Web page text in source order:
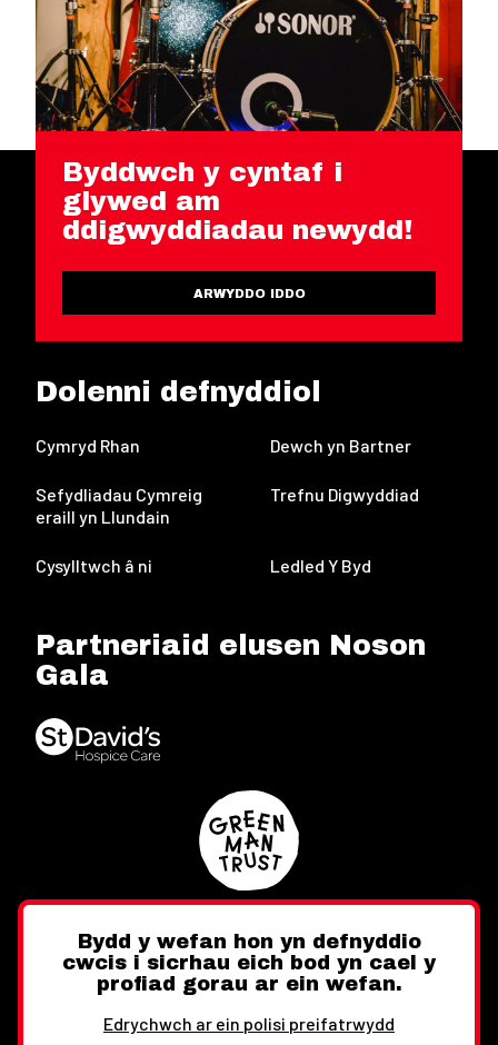
Byddwch y cyntaf i
glywed am
ddigwyddiadau newydd!
ARWYDDO IDDO
Dolenni defnyddiol
Cymryd Rhan Dewch yn Bartner
Sefydliadau Cymreig
eraill yn Llundain
Trefnu Digwyddiad
Cysylltwch â ni Ledled Y Byd
Partneriaid elusen Noson
Gala
Twitter FacebookInstagram
Bydd y wefan hon yn defnyddio
cwcis i sicrhau eich bod yn cael y
profiad gorau ar ein wefan.
Edrychwch ar ein polisi preifatrwydd